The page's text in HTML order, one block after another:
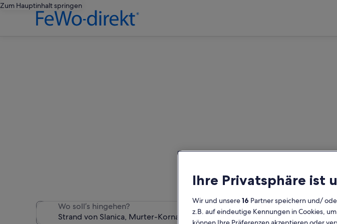
Zum Hauptinhalt springen
ein, um die
Wo soll’s hingehen? Daten
Ihre Privatsphäre ist
Wir und unsere16 Partner speichern und/
z.B. auf eindeutige Kennungen in Cookies,